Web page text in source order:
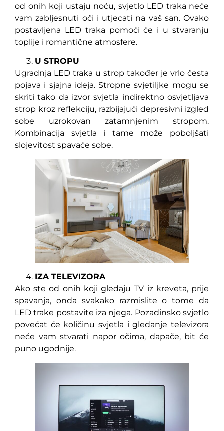
od onih koji ustaju noću, svjetlo LED traka neće
vam zabljesnuti oči i utjecati na vaš san. Ovako
postavljena LED traka pomoći će i u stvaranju
toplije i romantične atmosfere.
U STROPU
Ugradnja LED traka u strop također je vrlo česta
pojava i sjajna ideja. Stropne svjetiljke mogu se
skriti tako da izvor svjetla indirektno osvjetljava
strop kroz reflekciju, razbijajući depresivni izgled
sobe uzrokovan zatamnjenim stropom.
Kombinacija svjetla i tame može poboljšati
slojevitost spavaće sobe.
IZA TELEVIZORA
Ako ste od onih koji gledaju TV iz kreveta, prije
spavanja, onda svakako razmislite o tome da
LED trake postavite iza njega. Pozadinsko svjetlo
povećat će količinu svjetla i gledanje televizora
neće vam stvarati napor očima, dapače, bit će
puno ugodnije.